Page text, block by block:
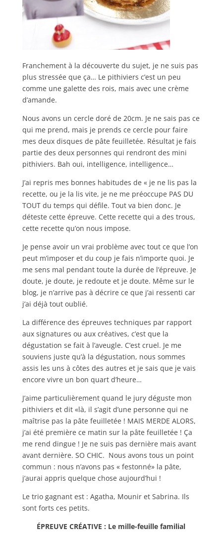
Franchement à la découverte du sujet, je ne suis pas
plus stressée que ça… Le pithiviers c’est un peu
comme une galette des rois, mais avec une crème
d’amande.
Nous avons un cercle doré de 20cm. Je ne sais pas ce
qui me prend, mais je prends ce cercle pour faire
mes deux disques de pâte feuilletée. Résultat je fais
partie des deux personnes qui rendront des mini
pithiviers. Bah oui, intelligence, intelligence…
J’ai repris mes bonnes habitudes de « je ne lis pas la
recette, ou je la lis vite, je ne me préoccupe PAS DU
TOUT du temps qui défile. Tout va bien donc. Je
déteste cette épreuve. Cette recette qui a des trous,
cette recette qu’on nous impose.
Je pense avoir un vrai problème avec tout ce que l’on
peut m’imposer et du coup je fais n’importe quoi. Je
me sens mal pendant toute la durée de l’épreuve. Je
doute, je doute, je redoute et je doute. Même sur le
blog, je n’arrive pas à décrire ce que j’ai ressenti car
j’ai déjà tout oublié.
La différence des épreuves techniques par rapport
aux signatures ou aux créatives, c’est que la
dégustation se fait à l’aveugle. C’est cruel. Je me
souviens juste qu’à la dégustation, nous sommes
assis les uns à côtes des autres et je sais que je vais
encore vivre un bon quart d’heure…
J’aime particulièrement quand le jury déguste mon
pithiviers et dit «là, il s’agit d’une personne qui ne
maîtrise pas la pâte feuilletée ! MAIS MERDE ALORS,
j’ai été première ce matin sur la pâte feuilletée ! Ça
me rend dingue ! Je ne suis pas dernière mais avant
avant dernière. SO CHIC. Nous avons tous un point
commun : nous n’avons pas « festonné» la pâte,
j’aurai appris quelque chose aujourd’hui !
Le trio gagnant est : Agatha, Mounir et Sabrina. Ils
sont forts ces petits.
ÉPREUVE CRÉATIVE : Le mille-feuille familial